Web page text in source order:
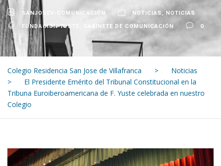
SANJOSEV-COMUNICACIÓN NOTICIAS , NOTICIAS
FUNDACIÓN YUSTE GABINETE DE COMUNICACIÓN 0
Colegio Residencia San Jose de Villafranca >
Noticias
>
El Presidente Emérito del Tribunal Constitucional en la
Tribuna Euroiberoamericana de F. Yuste celebrada en nuestro
Colegio